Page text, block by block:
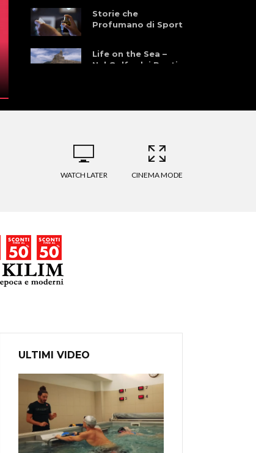
Storie che
Profumano di Sport
Life on the Sea –
Nel Golfo dei Poeti
WATCH LATER CINEMA MODE
ULTIMI VIDEO